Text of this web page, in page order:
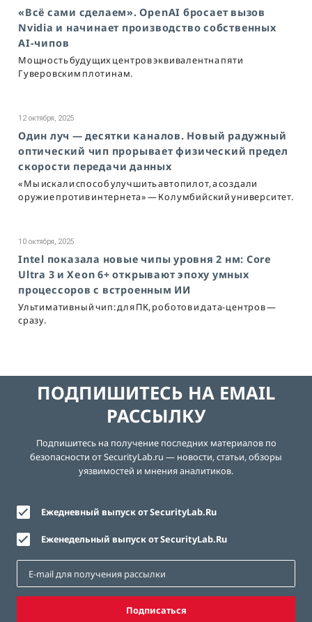
«Всё сами сделаем». OpenAI бросает вызов
Nvidia и начинает производство собственных
AI-чипов
Мощность будущих центров эквивалентна пяти
Гуверовским плотинам.
12 октября, 2025
Один луч — десятки каналов. Новый радужный
оптический чип прорывает физический предел
скорости передачи данных
«Мы искали способ улучшить автопилот, а создали
оружие против интернета» — Колумбийский университет.
10 октября, 2025
Intel показала новые чипы уровня 2 нм: Core
Ultra 3 и Xeon 6+ открывают эпоху умных
процессоров с встроенным ИИ
Ультимативный чип: для ПК, роботов и дата-центров —
сразу.
ПОДПИШИТЕСЬ НА EMAIL
РАССЫЛКУ
Подпишитесь на получение последних материалов по
безопасности от SecurityLab.ru — новости, статьи, обзоры
уязвимостей и мнения аналитиков.
Ежедневный выпуск от SecurityLab.Ru
Еженедельный выпуск от SecurityLab.Ru
Подписаться